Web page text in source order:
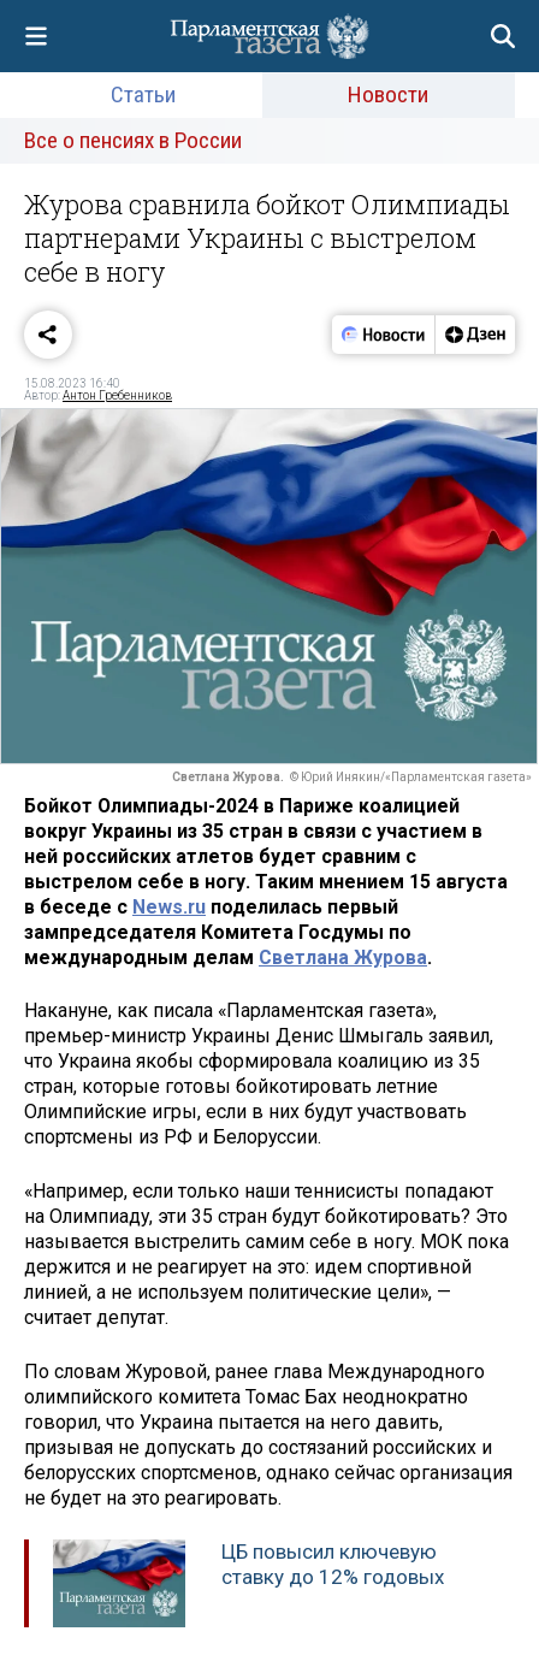
Статьи
Новости
Все о пенсиях в России
Журова сравнила бойкот Олимпиады
партнерами Украины с выстрелом
себе в ногу
15.08.2023 16:40
Автор:Антон Гребенников
Светлана Журова. © Юрий Инякин/«Парламентская газета»
Бойкот Олимпиады-2024 в Париже коалицией
вокруг Украины из 35 стран в связи с участием в
ней российских атлетов будет сравним с
выстрелом себе в ногу. Таким мнением 15 августа
в беседе с News.ru поделилась первый
зампредседателя Комитета Госдумы по
международным делам Светлана Журова.
Накануне, как писала «Парламентская газета»,
премьер-министр Украины Денис Шмыгаль заявил,
что Украина якобы сформировала коалицию из 35
стран, которые готовы бойкотировать летние
Олимпийские игры, если в них будут участвовать
спортсмены из РФ и Белоруссии.
«Например, если только наши теннисисты попадают
на Олимпиаду, эти 35 стран будут бойкотировать? Это
называется выстрелить самим себе в ногу. МОК пока
держится и не реагирует на это: идем спортивной
линией, а не используем политические цели», —
считает депутат.
По словам Журовой, ранее глава Международного
олимпийского комитета Томас Бах неоднократно
говорил, что Украина пытается на него давить,
призывая не допускать до состязаний российских и
белорусских спортсменов, однако сейчас организация
не будет на это реагировать.
ЦБ повысил ключевую
ставку до 12% годовых